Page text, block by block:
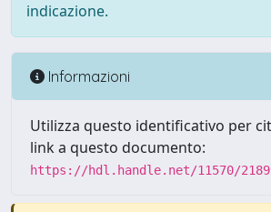
indicazione.
Informazioni
Utilizza questo identificativo per
link a questo documento:
https://hdl.handle.net/11570/